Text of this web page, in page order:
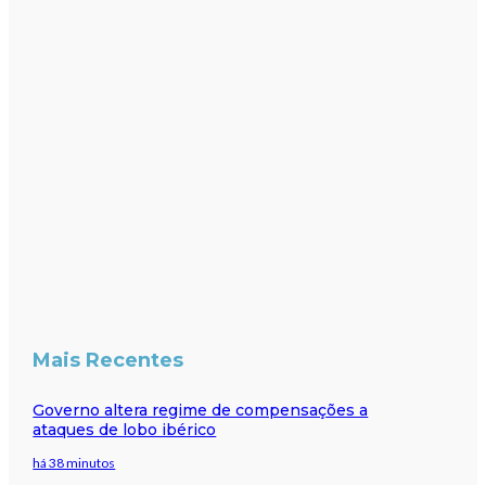
Mais Recentes
Governo altera regime de compensações a
ataques de lobo ibérico
há 38 minutos